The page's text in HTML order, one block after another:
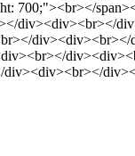
700;"><br></
div><div><br></